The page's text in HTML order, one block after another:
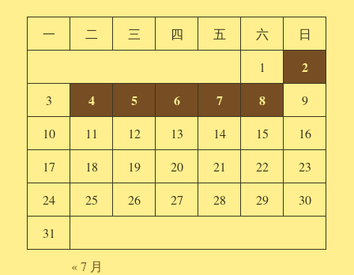
一 二 三 四 五 六
日
1
2
3 4 5 6 7 8
9
10
11 12 13 14 15
16
17
18 19 20 21 22
23
24
25 26 27 28 29
30
31
« 7 月